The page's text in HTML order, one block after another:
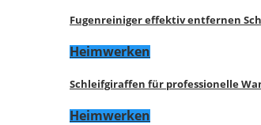
Fugenreiniger effektiv entfernen
Heimwerken
Schleifgiraffen für professionelle
Heimwerken